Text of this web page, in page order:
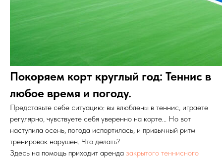
Покоряем корт круглый год: Теннис в
любое время и погоду.
Представьте себе ситуацию: вы влюблены в теннис, играете
регулярно, чувствуете себя уверенно на корте... Но вот
наступила осень, погода испортилась, и привычный ритм
тренировок нарушен. Что делать?
Здесь на помощь приходит аренда закрытого теннисного